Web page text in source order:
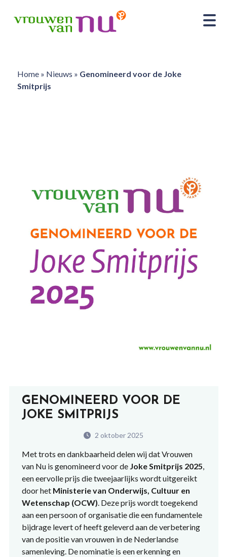
Home» Nieuws » Genomineerd voor de Joke
Smitprijs
GENOMINEERD VOOR DE
JOKE SMITPRIJS
2 oktober 2025
Met trots en dankbaarheid delen wij dat Vrouwen
van Nu is genomineerd voor de Joke Smitprijs 2025,
een eervolle prijs die tweejaarlijks wordt uitgereikt
door het Ministerie van Onderwijs, Cultuur en
Wetenschap (OCW). Deze prijs wordt toegekend
aan een persoon of organisatie die een fundamentele
bijdrage levert of heeft geleverd aan de verbetering
van de positie van vrouwen in de Nederlandse
samenleving. De nominatie is een erkenning en